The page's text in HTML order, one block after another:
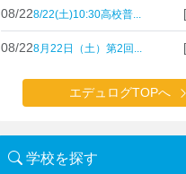
08/228/22(土)10:30高校普... [
08/228月22日（土）第2回... [
エデュログTOPへ
学校を探す